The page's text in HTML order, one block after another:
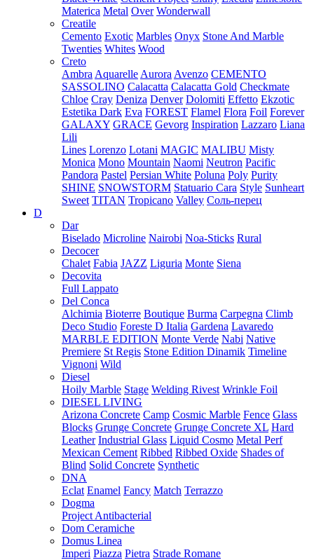
Materica Metal Over Wonderwall
Creatile
Cemento Exotic Marbles Onyx Stone And Marble
Twenties Whites Wood
Creto
Ambra Aquarelle Aurora Avenzo CEMENTO
SASSOLINO Calacatta Calacatta Gold Checkmate
Chloe Cray Deniza Denver Dolomiti Effetto Ekzotic
Estetika Dark Eva FOREST Flamel Flora Foil Forever
GALAXY GRACE Gevorg Inspiration Lazzaro Liana
Lili
Lines Lorenzo Lotani MAGIC MALIBU Misty
Monica Mono Mountain Naomi Neutron Pacific
Pandora Pastel Persian White Poluna Poly Purity
SHINE SNOWSTORM Statuario Cara Style Sunheart
Sweet TITAN Tropicano Valley Соль-перец
D
Dar
Biselado Microline Nairobi Noa-Sticks Rural
Decocer
Chalet Fabia JAZZ Liguria Monte Siena
Decovita
Full Lappato
Del Conca
Alchimia Bioterre Boutique Burma Carpegna Climb
Deco Studio Foreste D Italia Gardena Lavaredo
MARBLE EDITION Monte Verde Nabi Native
Premiere St Regis Stone Edition Dinamik Timeline
Vignoni Wild
Diesel
Hoily Marble Stage Welding Rivest Wrinkle Foil
DIESEL LIVING
Arizona Concrete Camp Cosmic Marble Fence Glass
Blocks Grunge Concrete Grunge Concrete XL Hard
Leather Industrial Glass Liquid Cosmo Metal Perf
Mexican Cement Ribbed Ribbed Oxide Shades of
Blind Solid Concrete Synthetic
DNA
Eclat Enamel Fancy Match Terrazzo
Dogma
Project Antibacterial
Dom Ceramiche
Domus Linea
Imperi Piazza Pietra Strade Romane